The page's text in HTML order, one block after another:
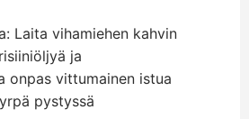
Laita vihamiehen kahvin
ja
onpas vittumainen istua
pystyssä